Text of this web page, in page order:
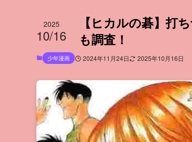
【ヒカルの碁】打
も調査！
2025
10/16
少年漫画 2024年11月24日 2025年10月16日